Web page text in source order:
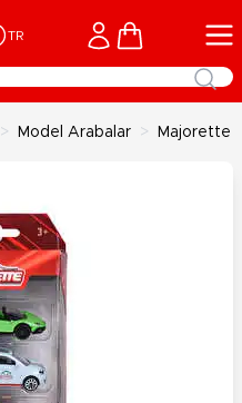
TR Cart
> Model Arabalar > Majorette